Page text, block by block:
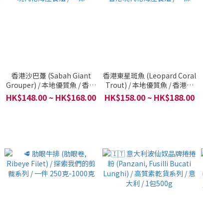
香港沙巴躉 (Sabah Giant
Grouper) / 本地優質魚 / 香港
現代化海產養殖 / 一條
HK$148.00 ~ HK$168.00
香港東星斑魚 (Leopard Coral
Trout) / 本地優質魚 / 香港現
代化海產養殖 / 一條
HK$158.00 ~ HK$188.00